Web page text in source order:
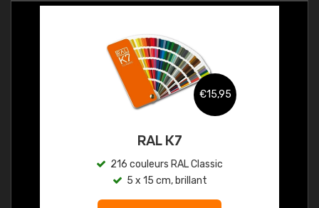
€15,95
RAL K7
216 couleurs RAL Classic
5 x 15 cm, brillant